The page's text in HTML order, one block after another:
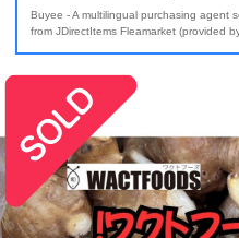
Buyee - A multilingual purchasing agent
from JDirectItems Fleamarket (provided